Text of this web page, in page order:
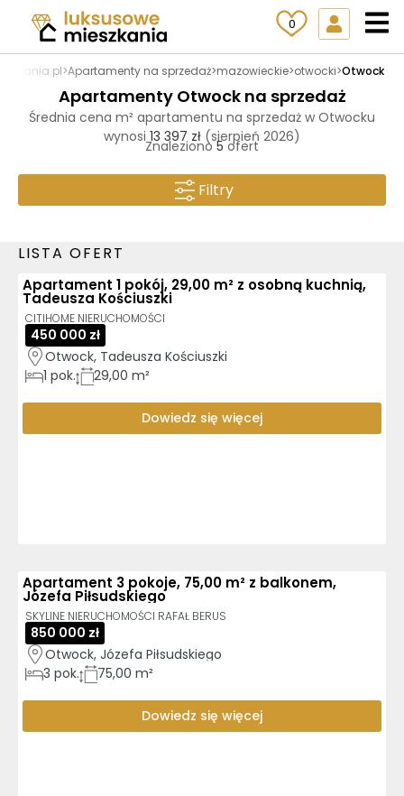
0
>Apartamenty na sprzedaż>mazowieckie>otwocki>Otwock
Apartamenty Otwock na sprzedaż
Średnia cena m² apartamentu na sprzedaż w Otwocku
wynosi 13 397 zł (sierpień 2026)
Znaleziono5ofert
Filtry
LISTA OFERT
Apartament 1 pokój, 29,00 m² z osobną kuchnią,
Tadeusza Kościuszki
CITIHOME NIERUCHOMOŚCI
450 000 zł
Otwock, Tadeusza Kościuszki
1 pok. 29,00 m²
Dowiedz się więcej
Apartament 3 pokoje, 75,00 m² z balkonem,
Józefa Piłsudskiego
SKYLINE NIERUCHOMOŚCI RAFAŁ BERUS
850 000 zł
Otwock, Józefa Piłsudskiego
3 pok. 75,00 m²
Dowiedz się więcej